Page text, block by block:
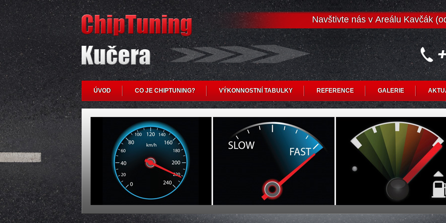
Navštivte nás v Areálu Kavčák
ÚVOD CO JE CHIPTUNING? VÝKONNOSTNÍ TABULKY REFERENCE GALERIE